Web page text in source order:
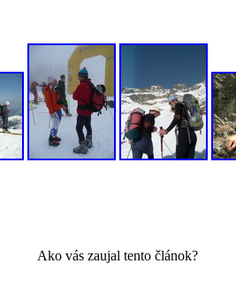
Ako vás zaujal tento článok?